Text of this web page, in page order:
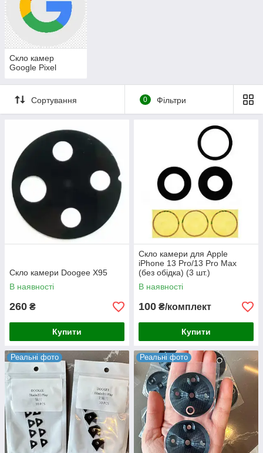
Скло камер
Google Pixel
Сортування 0 Фільтри
Скло камери Doogee X95
В наявності
260 ₴
Купити
Скло камери для Apple
iPhone 13 Pro/13 Pro Max
(без обідка) (3 шт.)
В наявності
100 ₴/комплект
Купити
Реальні фото Реальні фото